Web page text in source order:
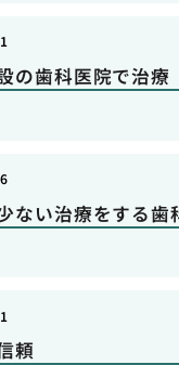
の歯科医院で治療
ない治療をする歯
頼